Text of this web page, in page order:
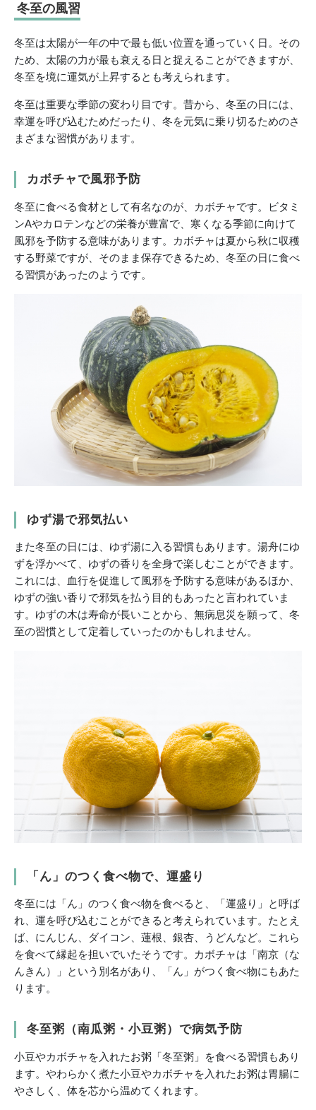
冬至の風習
冬至は太陽が一年の中で最も低い位置を通っていく日。その
ため、太陽の力が最も衰える日と捉えることができますが、
冬至を境に運気が上昇するとも考えられます。
冬至は重要な季節の変わり目です。昔から、冬至の日には、
幸運を呼び込むためだったり、冬を元気に乗り切るためのさ
まざまな習慣があります。
カボチャで風邪予防
冬至に食べる食材として有名なのが、カボチャです。ビタミ
ンAやカロテンなどの栄養が豊富で、寒くなる季節に向けて
風邪を予防する意味があります。カボチャは夏から秋に収穫
する野菜ですが、そのまま保存できるため、冬至の日に食べ
る習慣があったのようです。
ゆず湯で邪気払い
また冬至の日には、ゆず湯に入る習慣もあります。湯舟にゆ
ずを浮かべて、ゆずの香りを全身で楽しむことができます。
これには、血行を促進して風邪を予防する意味があるほか、
ゆずの強い香りで邪気を払う目的もあったと言われていま
す。ゆずの木は寿命が長いことから、無病息災を願って、冬
至の習慣として定着していったのかもしれません。
「ん」のつく食べ物で、運盛り
冬至には「ん」のつく食べ物を食べると、「運盛り」と呼ば
れ、運を呼び込むことができると考えられています。たとえ
ば、にんじん、ダイコン、蓮根、銀杏、うどんなど。これら
を食べて縁起を担いでいたそうです。カボチャは「南京（な
んきん）」という別名があり、「ん」がつく食べ物にもあた
ります。
冬至粥（南瓜粥・小豆粥）で病気予防
小豆やカボチャを入れたお粥「冬至粥」を食べる習慣もあり
ます。やわらかく煮た小豆やカボチャを入れたお粥は胃腸に
やさしく、体を芯から温めてくれます。